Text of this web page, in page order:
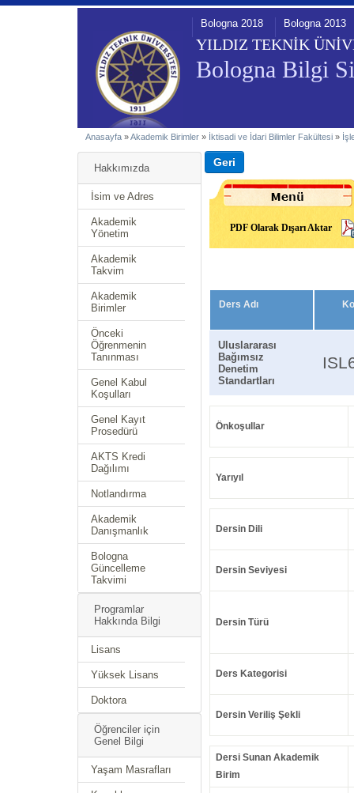
YILDIZ TEKNİK
Bologna Bilgi
Bologna 2018 Bologna 2013
Anasayfa »Akademik Birimler » İktisadi ve İdari Bilimler Fakültesi »
Hakkımızda
İsim ve Adres
Akademik
Yönetim
Akademik
Takvim
Akademik
Birimler
Önceki
Öğrenmenin
Tanınması
Genel Kabul
Koşulları
Genel Kayıt
Prosedürü
AKTS Kredi
Dağılımı
Notlandırma
Akademik
Danışmanlık
Bologna
Güncelleme
Takvimi
Programlar
Hakkında Bilgi
Lisans
Yüksek Lisans
Doktora
Öğrenciler için
Genel Bilgi
Yaşam Masrafları
PDF Olarak Dışarı Aktar
Ders Adı
Uluslararası
Bağımsız
Denetim
Standartları
Önkoşullar
Yarıyıl
Dersin Dili
Dersin Seviyesi
Dersin Türü
Ders Kategorisi
Dersin Veriliş Şekli
Dersi Sunan Akademik
Birim